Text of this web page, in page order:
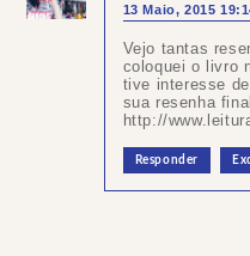
13 Maio, 2015
Vejo tantas
coloquei o livro
tive interesse
sua resenha
http://
Responder